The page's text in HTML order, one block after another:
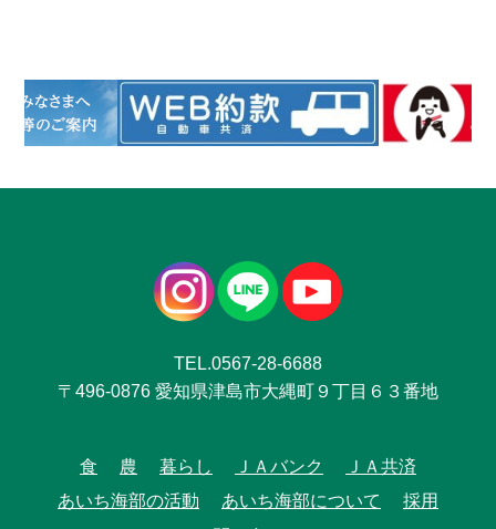
TEL.0567-28-6688
〒496-0876 愛知県津島市大縄町９丁目６３番地
食 農 暮らし ＪＡバンク
ＪＡ共済
あいち海部の活動
あいち海部について
採用